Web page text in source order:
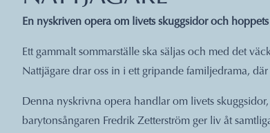
En nyskriven opera om livets skuggsidor och
Ett gammalt sommarställe ska säljas och med det
Nattjägare drar oss in i ett gripande familjedrama,
Denna nyskrivna opera handlar om livets
barytonsångaren Fredrik Zetterström ger liv åt